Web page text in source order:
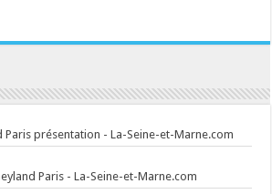
Paris présentation - La-Seine-et-Marne.com
Paris - La-Seine-et-Marne.com